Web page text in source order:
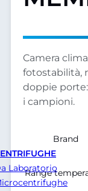
Laboratorio
Camera
fotostabilità,
doppie porte:
i campioni.
Brand
Range